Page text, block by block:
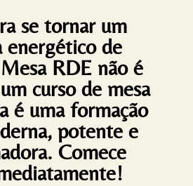
se tornar um
energético de
RDE não é
curso de mesa
é uma formação
potente e
Comece